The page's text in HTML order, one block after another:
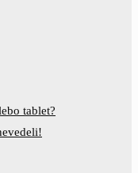
tablet?